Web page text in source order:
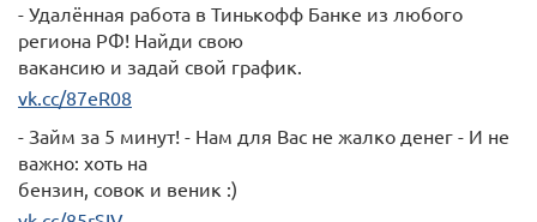
- Удалённая работа в Тинькофф Банке из любого
региона РФ! Найди свою
вакансию и задай свой график.
vk.cc/87eR08
- Займ за 5 минут! - Нам для Вас не жалко денег - И не
важно: хоть на
бензин, совок и веник :)